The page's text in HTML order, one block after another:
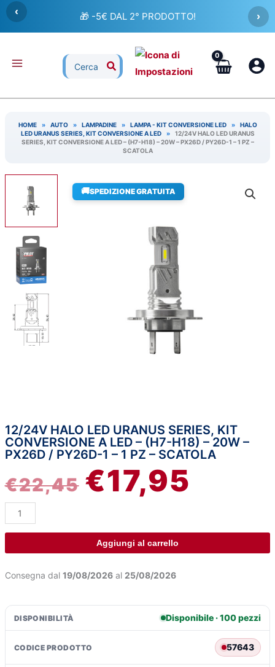
Vai
contenuto
‹ 🎁 -5€ DAL 2° PRODOTTO! ›
Ricerca
per:
HOME » AUTO » LAMPADINE » LAMPA - KIT CONVERSIONE LED »
HALO
LED URANUS SERIES, KIT CONVERSIONE A LED
»
12/24V HALO LED URANUS
SERIES, KIT CONVERSIONE A LED – (H7-H18) – 20W – PX26D / PY26D-1 – 1 PZ –
SCATOLA
🚚SPEDIZIONE GRATUITA
12/24V HALO LED URANUS SERIES, KIT
CONVERSIONE A LED – (H7-H18) – 20W –
PX26D / PY26D-1 – 1 PZ – SCATOLA
€22,45
IL
PREZZO
ORIGINALE
€22,45.
€17,95
IL
PREZZO
€17,95.
12/24V
Halo
Led
Series,
kit
conversione
(H7-
20W
-
Aggiungi al carrello
Consegna dal 19/08/2026al 25/08/2026
DISPONIBILITÀ Disponibile · 100 pezzi
CODICE PRODOTTO 57643